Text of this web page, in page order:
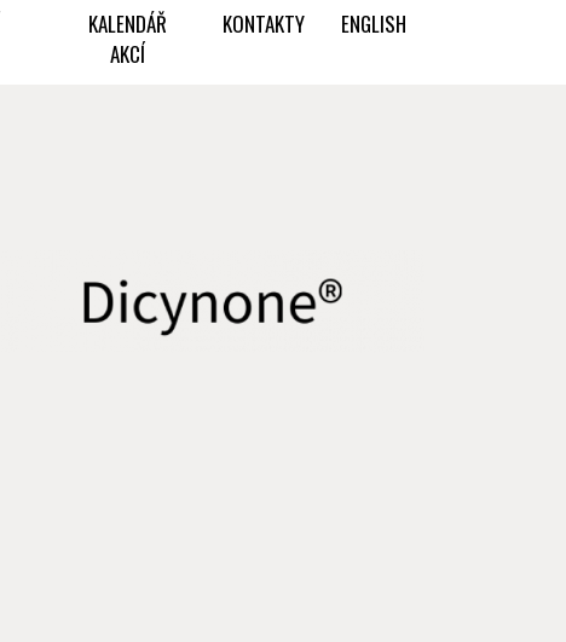
KALENDÁŘ
AKCÍ
KONTAKTY ENGLISH